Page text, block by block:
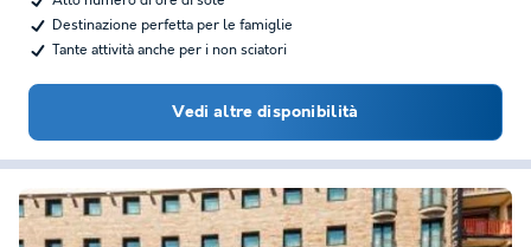
Destinazione perfetta per le famiglie
Tante attività anche per i non sciatori
Vedi altre disponibilità